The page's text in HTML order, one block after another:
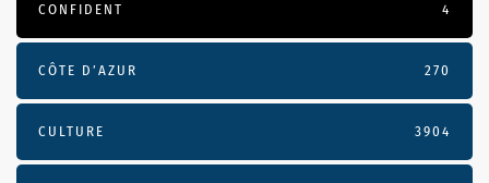
CONFIDENT 4
CÔTE D’AZUR 270
CULTURE 3904